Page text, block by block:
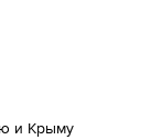
и Крыму